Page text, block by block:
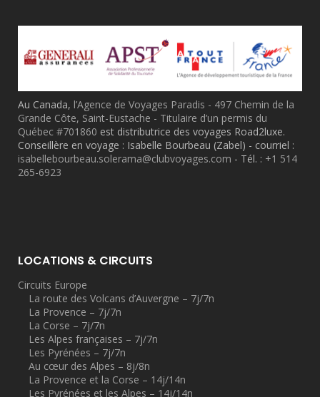
Au Canada, l’Agence de Voyages Paradis - 497 Chemin de la
Grande Côte, Saint-Eustache - Titulaire d’un permis du
Québec #701860 est distributrice des voyages Road2luxe.
Conseillère en voyage : Isabelle Bourbeau (Zabel) - courriel :
isabellebourbeau.solerama@clubvoyages.com - Tél. : +1 514
265-6923
LOCATIONS & CIRCUITS
Circuits Europe
La route des Volcans d’Auvergne – 7j/7n
La Provence – 7j/7n
La Corse – 7j/7n
Les Alpes françaises – 7j/7n
Les Pyrénées – 7j/7n
Au cœur des Alpes – 8j/8n
La Provence et la Corse – 14j/14n
Les Pyrénées et les Alpes – 14j/14n